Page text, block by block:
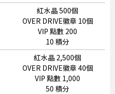
紅水晶 500個
OVER DRIVE徽章 10個
VIP 點數 200
10 積分
紅水晶 2,500個
OVER DRIVE徽章 40個
VIP 點數 1,000
50 積分